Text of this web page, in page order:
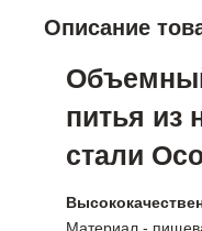
Описание
питья из
стали